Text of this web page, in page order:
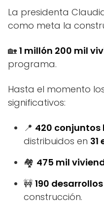
La presidenta
como meta la
🏡 1 millón 200 mil
programa.
Hasta el momento
significativos:
📍 420
distribuidos en 31
🏘️ 475 mil
🚧 190 desarrollos
construcción.